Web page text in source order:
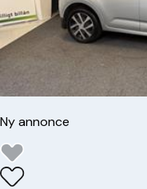
Ny annonce